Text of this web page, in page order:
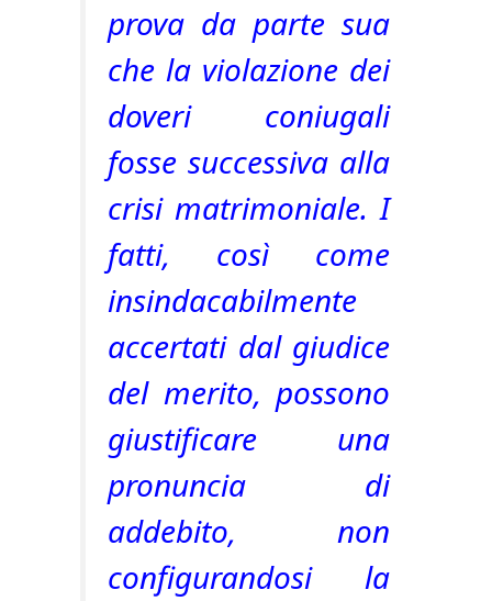
prova da parte sua
che la violazione dei
doveri coniugali
fosse successiva alla
crisi matrimoniale. I
fatti, così come
insindacabilmente
accertati dal giudice
del merito, possono
giustificare una
pronuncia di
addebito, non
configurandosi la